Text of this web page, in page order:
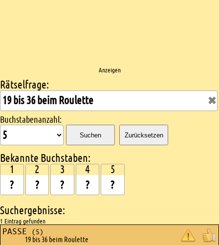
Anzeigen
Kreuzworträtsel suchen
Rätselfrage:
Buchstabenanzahl:
Suchen Zurücksetzen
Bekannte Buchstaben:
1 2 3 4 5
Suchergebnisse:
1 Eintrag gefunden
PASSE (5)
19 bis 36 beim Roulette